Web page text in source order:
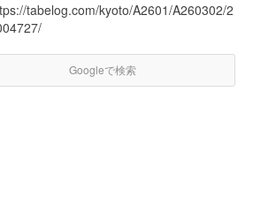
tabelog.com/kyoto/A2601/A260302/2
Googleで検索